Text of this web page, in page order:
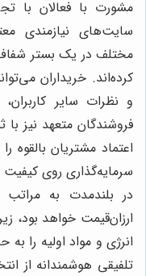
مشورت با فعالان با
سایت‌های نیازمندی
مختلف در یک بستر شفاف،
کرده‌اند. خریداران
و نظرات سایر
فروشندگان متعهد نیز
اعتماد مشتریان بالقوه
سرمایه‌گذاری روی کیفیت
در بلندمدت به مراتب
ارزان‌قیمت خواهد بود،
انرژی و مواد اولیه را
تلفیقی هوشمندانه از